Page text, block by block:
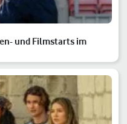
und Filmstarts im